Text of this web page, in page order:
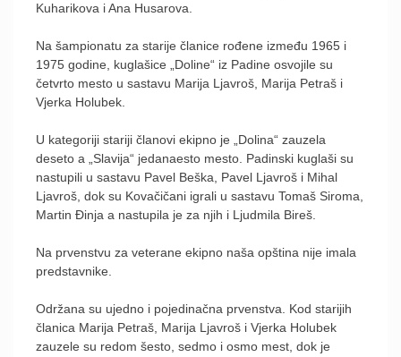
Kuharikova i Ana Husarova.
Na šampionatu za starije članice rođene između 1965 i
1975 godine, kuglašice „Doline“ iz Padine osvojile su
četvrto mesto u sastavu Marija Ljavroš, Marija Petraš i
Vjerka Holubek.
U kategoriji stariji članovi ekipno je „Dolina“ zauzela
deseto a „Slavija“ jedanaesto mesto. Padinski kuglaši su
nastupili u sastavu Pavel Beška, Pavel Ljavroš i Mihal
Ljavroš, dok su Kovačičani igrali u sastavu Tomaš Siroma,
Martin Đinja a nastupila je za njih i Ljudmila Bireš.
Na prvenstvu za veterane ekipno naša opština nije imala
predstavnike.
Održana su ujedno i pojedinačna prvenstva. Kod starijih
članica Marija Petraš, Marija Ljavroš i Vjerka Holubek
zauzele su redom šesto, sedmo i osmo mest, dok je